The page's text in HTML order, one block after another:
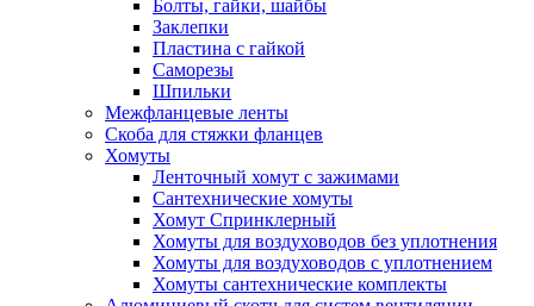
Болты, гайки, шайбы
Заклепки
Пластина с гайкой
Саморезы
Шпильки
Межфланцевые ленты
Скоба для стяжки фланцев
Хомуты
Ленточный хомут с зажимами
Сантехнические хомуты
Хомут Спринклерный
Хомуты для воздуховодов без уплотнения
Хомуты для воздуховодов с уплотнением
Хомуты сантехнические комплекты